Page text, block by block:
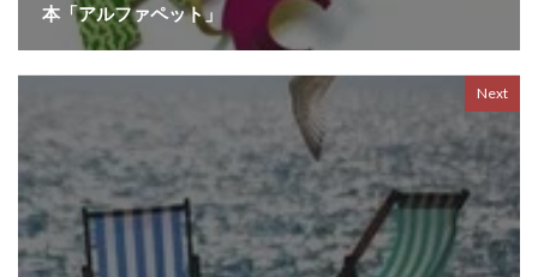
本「アルファペット」
Next